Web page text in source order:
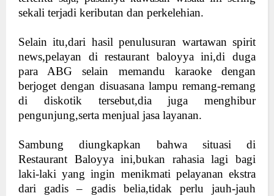
sekali terjadi keributan dan perkelehian.
Selain itu,dari hasil penulusuran wartawan spirit
news,pelayan di restaurant baloyya ini,di duga
para ABG selain memandu karaoke dengan
berjoget dengan disuasana lampu remang-remang
di diskotik tersebut,dia juga menghibur
pengunjung,serta menjual jasa layanan.
Sambung diungkapkan bahwa situasi di
Restaurant Baloyya ini,bukan rahasia lagi bagi
laki-laki yang ingin menikmati pelayanan ekstra
dari gadis – gadis belia,tidak perlu jauh-jauh